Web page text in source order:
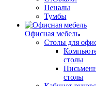
Пеналы
Тумбы
Офисная мебель
Столы для
столы
столы